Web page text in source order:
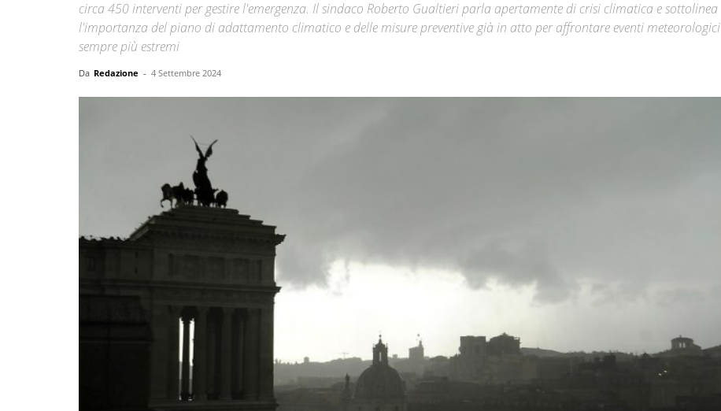
Città
circa 450 interventi per gestire l'emergenza. Il sindaco Roberto Gualtieri parla apertamente di crisi climatica e sottolinea
l'importanza del piano di adattamento climatico e delle misure preventive già in atto per affrontare eventi meteorologici
sempre più estremi
Da Redazione - 4 Settembre 2024